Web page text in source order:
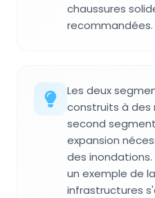
chaussures
recommandées.
Les deux
construits à
second
expansion
des
un exemple de
infrastructures